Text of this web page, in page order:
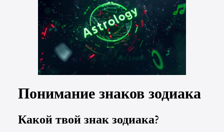
Понимание знаков зодиака
Какой твой знак зодиака?